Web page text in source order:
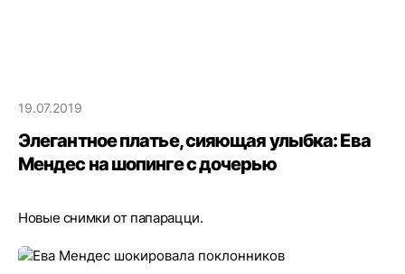
19.07.2019
Элегантное платье, сияющая улыбка: Ева
Мендес на шопинге с дочерью
Новые снимки от папарацци.